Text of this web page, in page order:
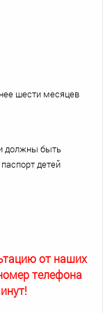
шести месяцев
должны быть
детей
от наших
телефона